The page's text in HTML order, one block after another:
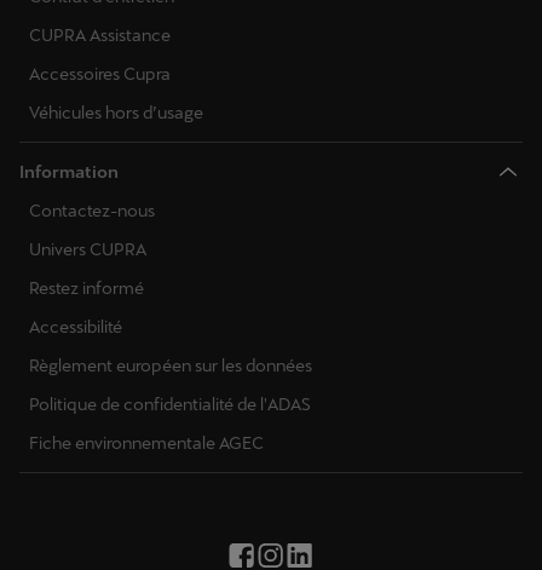
CUPRA Assistance
Accessoires Cupra
Véhicules hors d’usage
Information
Contactez-nous
Univers CUPRA
Restez informé
Accessibilité
Règlement européen sur les données
Politique de confidentialité de l'ADAS
Fiche environnementale AGEC